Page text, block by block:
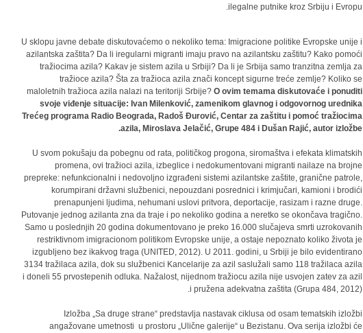
ilegalne putnike kroz Srbiju i Evropu.
U sklopu javne debate diskutovaćemo o nekoliko tema: Imigracione politike Evropske unije i
azilantska zaštita? Da li iregularni migranti imaju pravo na azilantsku zaštitu? Kako pomoći
tražiocima azila? Kakav je sistem azila u Srbiji? Da li je Srbija samo tranzitna zemlja za
tražioce azila? Šta za tražioca azila znači koncept sigurne treće zemlje? Koliko se
maloletnih tražioca azila nalazi na teritoriji Srbije?O ovim temama diskutovaće i ponuditi
svoje viđenje situacije: Ivan Milenković, zamenikom glavnog i odgovornog urednika
Trećeg programa Radio Beograda, Radoš Đurović, Centar za zaštitu i pomoć tražiocima
azila, Miroslava Jelačić, Grupe 484 i Dušan Rajić, autor izložbe.
U svom pokušaju da pobegnu od rata, političkog progona, siromaštva i efekata klimatskih
promena, ovi tražioci azila, izbeglice i nedokumentovani migranti nailaze na brojne
prepreke: nefunkcionalni i nedovoljno izgrađeni sistemi azilantske zaštite, granične patrole,
korumpirani državni službenici, nepouzdani posrednici i krimjučari, kamioni i brodići
prenapunjeni ljudima, nehumani uslovi pritvora, deportacije, rasizam i razne druge.
Putovanje jednog azilanta zna da traje i po nekoliko godina a neretko se okončava tragično.
Samo u poslednjih 20 godina dokumentovano je preko 16.000 slučajeva smrti uzrokovanih
restriktivnom imigracionom politikom Evropske unije, a ostaje nepoznato koliko života je
izgubljeno bez ikakvog traga (UNITED, 2012). U 2011. godini, u Srbiji je bilo evidentirano
3134 tražilaca azila, dok su službenici Kancelarije za azil saslužali samo 118 tražilaca azila
i doneli 55 prvostepenih odluka. Nažalost, nijednom tražiocu azila nije usvojen zatev za azil
i pružena adekvatna zaštita (Grupa 484, 2012).
Izložba „Sa druge strane“ predstavlja nastavak ciklusa od osam tematskih izložbi
angažovane umetnosti u prostoru „Ulične galerije“ u Bezistanu. Ova serija izložbi će